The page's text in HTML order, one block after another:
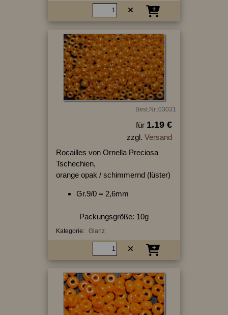
Best.Nr.:03031
für 1.19 €
zzgl. Versand
Rocailles von Ornella Preciosa
Tschechien,
orange opak / schimmernd (lüster)
Gr.9/0 = 2,6mm
Packungsgröße: 10g
Kategorie: Glanz